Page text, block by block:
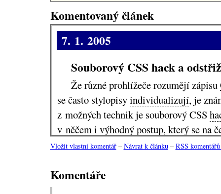
Komentovaný článek
7. 1. 2005
Souborový CSS hack a
Že různé prohlížeče rozumějí zápisu
se často stylopisyindividualizují, je
z možných technik je souborový CSS
v něčem i výhodný postup, který se na
používá dost okrajově.
HTML stránky vkládá ne obvyklým
Vložit vlastní komentář–Návrat k článku–RSS
Komentáře